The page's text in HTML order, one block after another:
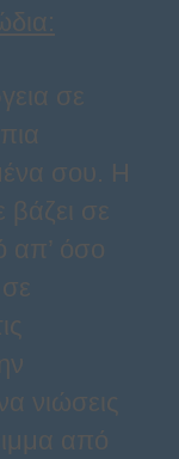
σε
σου. Η
σε
απ’ όσο
νιώσεις
από